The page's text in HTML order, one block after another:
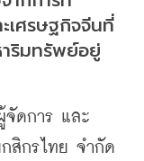
เศรษฐกิจจีนที่
ริมทรัพย์อยู่
จัดการ และ
สิกรไทย จำกัด